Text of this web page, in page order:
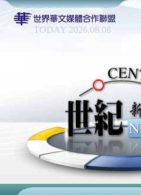
TODAY 2026.08.08